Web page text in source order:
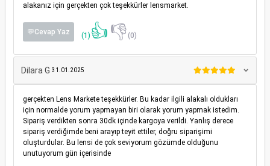
alakanız için gerçekten çok teşekkürler lensmarket.
💬Cevap Yaz (1) 👍👎(0)
Dilara G 31.01.2025
gerçekten Lens Markete teşekkürler. Bu kadar ilgili alakalı oldukları
için normalde yorum yapmayan biri olarak yorum yapmak istedim.
Sipariş verdikten sonra 30dk içinde kargoya verildi. Yanlış derece
sipariş verdiğimde beni arayıp teyit ettiler, doğru siparişimi
oluşturdular. Bu lensi de çok seviyorum gözümde olduğunu
unutuyorum gün içerisinde